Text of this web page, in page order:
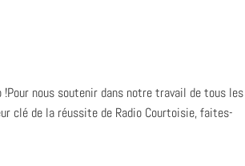
nous soutenir dans notre travail de tous les
clé de la réussite de Radio Courtoisie, faites-